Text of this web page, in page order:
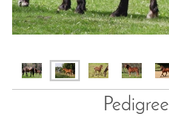
Pedigree